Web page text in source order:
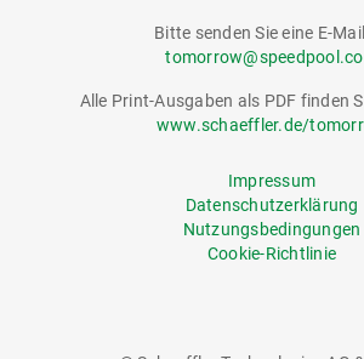
Bitte senden Sie eine E-
Alle Print-Ausgaben als PDF finden
www.schaeffler.de/
Impressum
Datenschutzerklärung
Nutzungsbedingungen
Cookie-Richtlinie